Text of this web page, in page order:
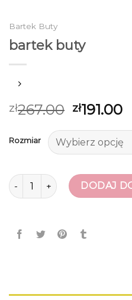
Bartek Buty
bartek buty
zł267.00 zł191.00
Rozmiar
ilość bartek buty DODAJ